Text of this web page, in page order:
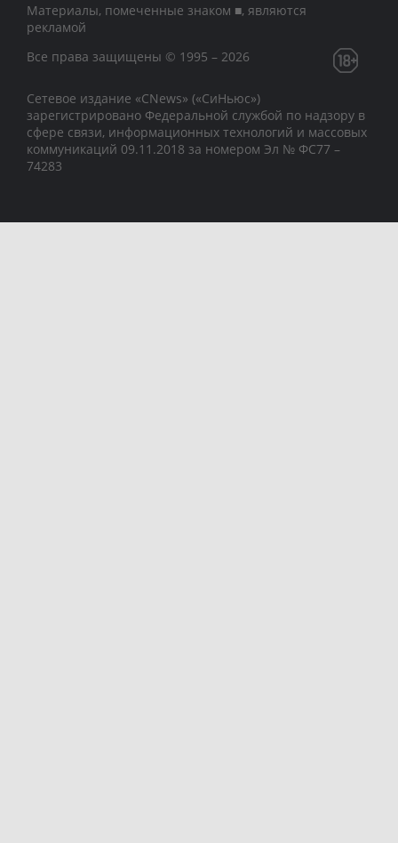
Материалы, помеченные знаком ■, являются
рекламой
Все права защищены © 1995 – 2026
Сетевое издание «CNews» («СиНьюс»)
зарегистрировано Федеральной службой по надзору в
сфере связи, информационных технологий и массовых
коммуникаций 09.11.2018 за номером Эл № ФС77 –
74283